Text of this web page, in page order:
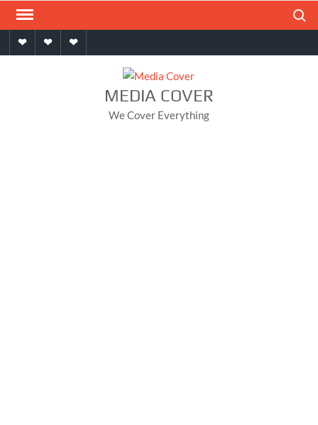
Skip
contentHomeAboutContact
MEDIA COVER
We Cover Everything